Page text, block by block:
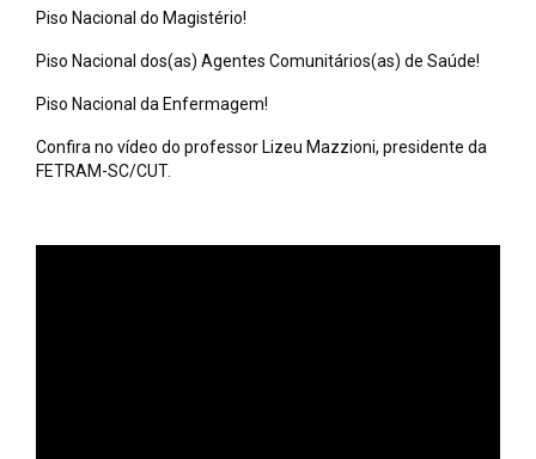
Piso Nacional do Magistério!
Piso Nacional dos(as) Agentes Comunitários(as) de Saúde!
Piso Nacional da Enfermagem!
Confira no vídeo do professor Lizeu Mazzioni, presidente da
FETRAM-SC/CUT.